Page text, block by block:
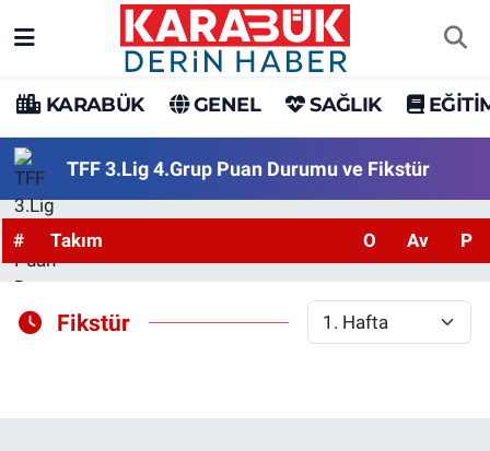
KARABÜK GENEL SAĞLIK
TFF 3.Lig 4.Grup Puan Durumu ve Fikstür
# Takım O Av P
Fikstür
Karabük Hava Durumu
Karabük Trafik Yoğunluk Haritası
Süper Lig Puan Durumu ve Fikstür